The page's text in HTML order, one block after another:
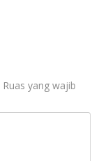
Ruas yang wajib